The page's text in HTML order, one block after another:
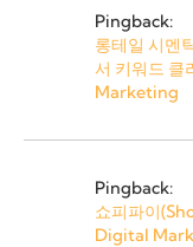
Pingback:
롱테일 시멘
서 키워드
Marketing
Pingback:
쇼피파이
Digital